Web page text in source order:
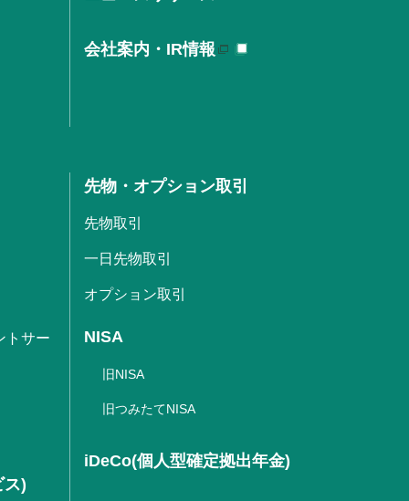
会社案内・IR情報
トサー
ス)
先物・オプション取引
先物取引
一日先物取引
オプション取引
NISA
旧NISA
旧つみたてNISA
iDeCo(個人型確定拠出年金)